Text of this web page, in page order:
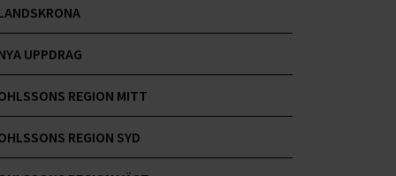
UPPDRAG
REGION MITT
REGION SYD